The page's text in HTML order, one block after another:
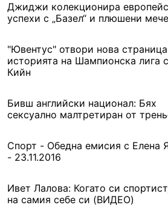
Джиджи колекционира
успехи с „Базел“ и плюшени
"Ювентус" отвори нова
историята на Шампионска лига
Кийн
Бивш английски национал: Бях
сексуално малтретиран от
Спорт - Обедна емисия с Елена
- 23.11.2016
Ивет Лалова: Когато си
на самия себе си (ВИДЕО)